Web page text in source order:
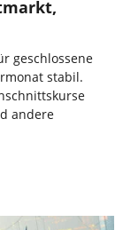
geschlossene
stabil.
andere